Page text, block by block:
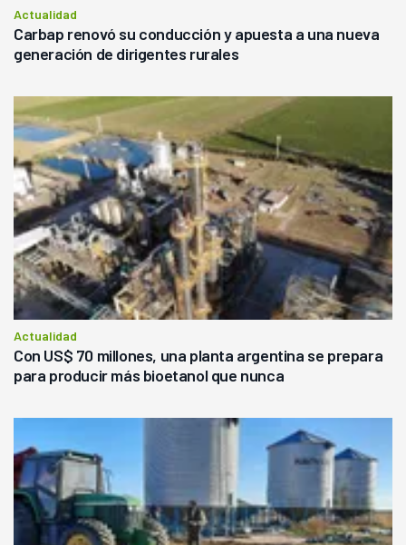
Actualidad
Carbap renovó su conducción y apuesta a una nueva
generación de dirigentes rurales
Actualidad
Con US$ 70 millones, una planta argentina se prepara
para producir más bioetanol que nunca